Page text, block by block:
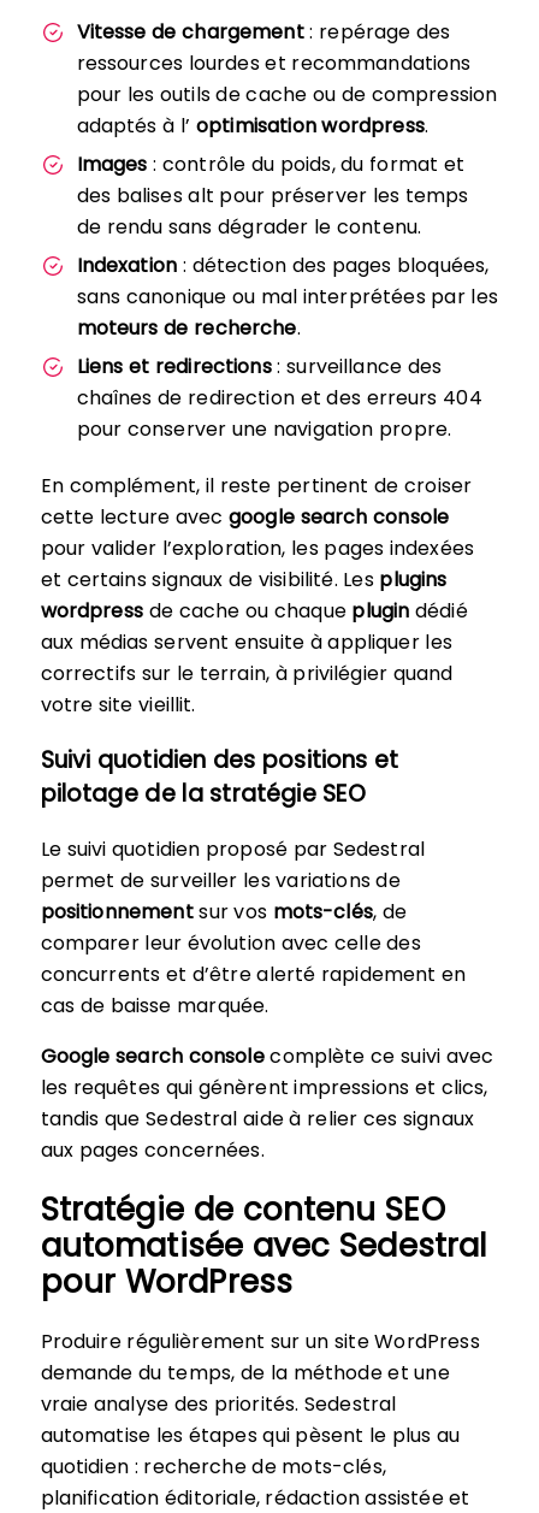
Vitesse de chargement: repérage des
ressources lourdes et recommandations
pour les outils de cache ou de compression
adaptés à l’optimisation wordpress.
Images : contrôle du poids, du format et
des balises alt pour préserver les temps
de rendu sans dégrader le contenu.
Indexation : détection des pages bloquées,
sans canonique ou mal interprétées par les
moteurs de recherche.
Liens et redirections: surveillance des
chaînes de redirection et des erreurs 404
pour conserver une navigation propre.
En complément, il reste pertinent de croiser
cette lecture avec google search console
pour valider l’exploration, les pages indexées
et certains signaux de visibilité. Les plugins
wordpressde cache ou chaque plugin dédié
aux médias servent ensuite à appliquer les
correctifs sur le terrain, à privilégier quand
votre site vieillit.
Suivi quotidien des positions et
pilotage de la stratégie SEO
Le suivi quotidien proposé par Sedestral
permet de surveiller les variations de
positionnementsur vos mots-clés, de
comparer leur évolution avec celle des
concurrents et d’être alerté rapidement en
cas de baisse marquée.
Google search consolecomplète ce suivi avec
les requêtes qui génèrent impressions et clics,
tandis que Sedestral aide à relier ces signaux
aux pages concernées.
Stratégie de contenu SEO
automatisée avec Sedestral
pour WordPress
Produire régulièrement sur un site WordPress
demande du temps, de la méthode et une
vraie analyse des priorités. Sedestral
automatise les étapes qui pèsent le plus au
quotidien : recherche de mots-clés,
planification éditoriale, rédaction assistée et